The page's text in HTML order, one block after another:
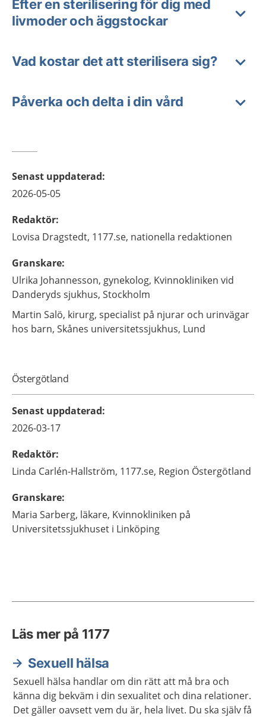
Efter en sterilisering för dig med
livmoder och äggstockar
Vad kostar det att sterilisera sig?
Påverka och delta i din vård
Senast uppdaterad:
2026-05-05
Redaktör:
Lovisa Dragstedt, 1177.se, nationella redaktionen
Granskare:
Ulrika Johannesson, gynekolog, Kvinnokliniken vid
Danderyds sjukhus, Stockholm
Martin Salö, kirurg, specialist på njurar och urinvägar
hos barn, Skånes universitetssjukhus, Lund
Östergötland
Senast uppdaterad:
2026-03-17
Redaktör:
Linda Carlén-Hallström, 1177.se, Region Östergötland
Granskare:
Maria Sarberg, läkare, Kvinnokliniken på
Universitetssjukhuset i Linköping
Läs mer på 1177
Sexuell hälsa
Sexuell hälsa handlar om din rätt att må bra och
känna dig bekväm i din sexualitet och dina relationer.
Det gäller oavsett vem du är, hela livet. Du ska själv få